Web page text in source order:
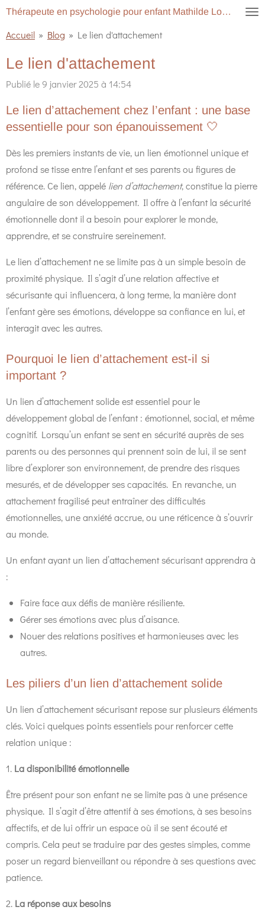
Passer
au
principal
Thérapeute en psychologie pour enfant Mathilde Lopes
Accueil » Blog » Le lien d'attachement
Le lien d'attachement
Publié le 9 janvier 2025 à 14:54
Le lien d’attachement chez l’enfant : une base
essentielle pour son épanouissement 🤍
Dès les premiers instants de vie, un lien émotionnel unique et
profond se tisse entre l’enfant et ses parents ou figures de
référence. Ce lien, appelé lien d’attachement, constitue la pierre
angulaire de son développement. Il offre à l’enfant la sécurité
émotionnelle dont il a besoin pour explorer le monde,
apprendre, et se construire sereinement.
Le lien d’attachement ne se limite pas à un simple besoin de
proximité physique. Il s’agit d’une relation affective et
sécurisante qui influencera, à long terme, la manière dont
l’enfant gère ses émotions, développe sa confiance en lui, et
interagit avec les autres.
Pourquoi le lien d’attachement est-il si
important ?
Un lien d’attachement solide est essentiel pour le
développement global de l’enfant : émotionnel, social, et même
cognitif. Lorsqu’un enfant se sent en sécurité auprès de ses
parents ou des personnes qui prennent soin de lui, il se sent
libre d’explorer son environnement, de prendre des risques
mesurés, et de développer ses capacités. En revanche, un
attachement fragilisé peut entraîner des difficultés
émotionnelles, une anxiété accrue, ou une réticence à s’ouvrir
au monde.
Un enfant ayant un lien d’attachement sécurisant apprendra à
:
Faire face aux défis de manière résiliente.
Gérer ses émotions avec plus d’aisance.
Nouer des relations positives et harmonieuses avec les
autres.
Les piliers d’un lien d’attachement solide
Un lien d’attachement sécurisant repose sur plusieurs éléments
clés. Voici quelques points essentiels pour renforcer cette
relation unique :
1. La disponibilité émotionnelle
Être présent pour son enfant ne se limite pas à une présence
physique. Il s’agit d’être attentif à ses émotions, à ses besoins
affectifs, et de lui offrir un espace où il se sent écouté et
compris. Cela peut se traduire par des gestes simples, comme
poser un regard bienveillant ou répondre à ses questions avec
patience.
2. La réponse aux besoins